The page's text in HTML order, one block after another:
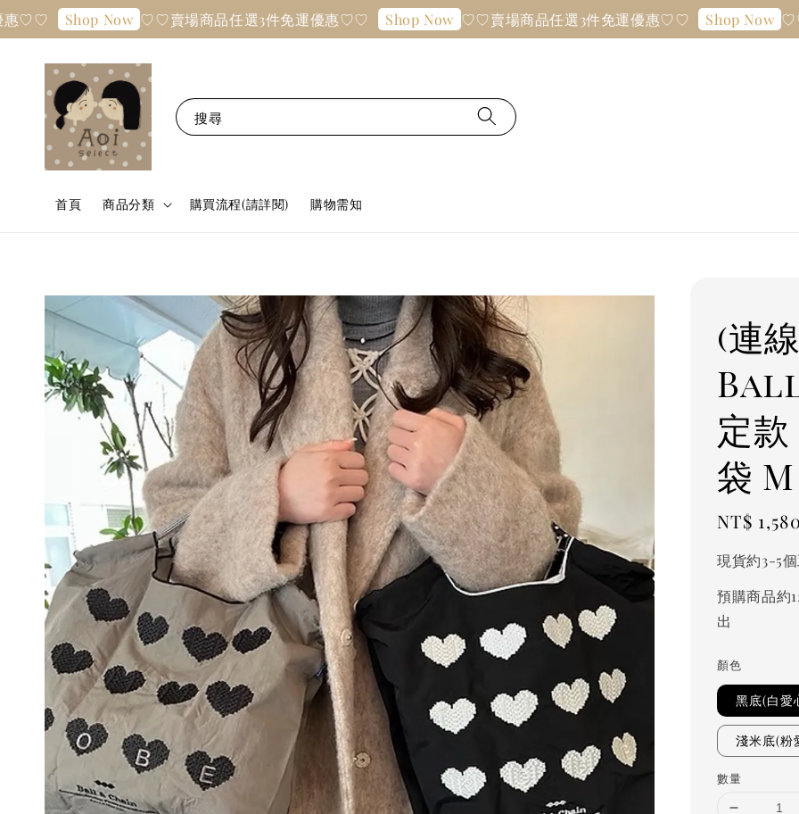
Shop Now ♡♡賣場商品任選3件免運優惠♡♡ Shop Now ♡♡賣場商品任選3件免運優惠♡♡ Shop Now ♡♡賣場
搜尋
首頁 商品分類 購買流程(請詳閱) 購物需知
(連
定
袋
Regular
NT$ 1,580
現貨約3-5
預購商品約
出
顏色
黑底(白愛
淺米底(粉
數量